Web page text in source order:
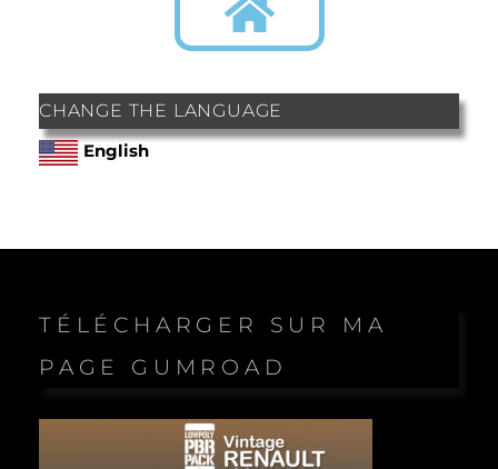
CHANGE THE LANGUAGE
English
TÉLÉCHARGER SUR MA
PAGE GUMROAD